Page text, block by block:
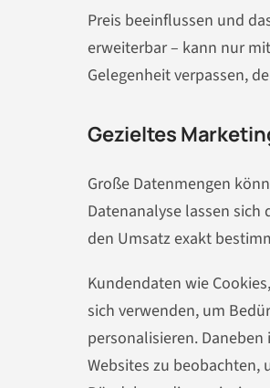
Preis beeinflussen und
erweiterbar – kann nur
Gelegenheit verpassen,
Gezieltes
Große Datenmengen
Datenanalyse lassen
den Umsatz exakt
Kundendaten wie
sich verwenden, um
personalisieren.
Websites zu beobachten,